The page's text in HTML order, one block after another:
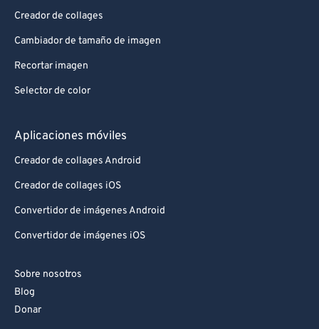
Creador de collages
Cambiador de tamaño de imagen
Recortar imagen
Selector de color
Aplicaciones móviles
Creador de collages Android
Creador de collages iOS
Convertidor de imágenes Android
Convertidor de imágenes iOS
Sobre nosotros
Blog
Donar